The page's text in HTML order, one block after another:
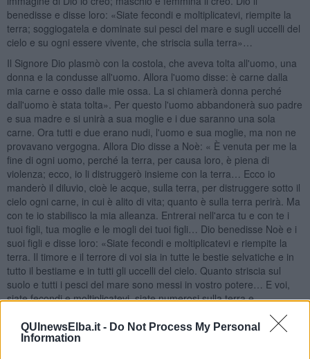
QUInewsElba.it - Do Not Process My Personal
Information
benedisse e disse loro: «Siate fecondi e moltiplicatevi, riempite la
terra; soggiogatela e dominate sui pesci del mare e sugli uccelli del
cielo e su ogni essere vivente, che striscia sulla terra»…
Il Signore Dio plasmò con la costola, che aveva tolta all'uomo, una
donna e la condusse all'uomo. Allora l'uomo disse: è carne dalla
mia carne e osso dalle mie ossa. La si chiamerà donna perché
dall'uomo è stata tolta». Per questo l'uomo abbandonerà suo padre
e sua madre e si unirà a sua moglie e i due saranno una sola
carne. Ora tutti e due erano nudi, l'uomo e sua moglie, ma non ne
provavano vergogna. Allora Dio disse a Noè: « È venuta per me la
fine di ogni uomo, perché la terra, per causa loro, è piena di
violenza; ecco, io li distruggerò insieme con la terra… Ecco io
manderò il diluvio, cioè le acque, sulla terra, per distruggere sotto il
cielo ogni carne, in cui è alito di vita; quanto è sulla terra perirà. Ma
con te io stabilisco la mia alleanza. Entrerai nell'arca tu e con te i
tuoi figli, tua moglie e le mogli dei tuoi figli… Dio benedisse Noè e i
suoi figli e disse loro: «Siate fecondi e moltiplicatevi e riempite la
terra. Il timore e il terrore di voi sia in tutte le bestie selvatiche e in
tutto il bestiame e in tutti gli uccelli del cielo. Quanto striscia sul
suolo e tutti i pesci del mare sono messi in vostro potere… E voi,
siate fecondi e moltiplicatevi, siate numerosi sulla terra e
dominatela». Dio disse a Noè e ai sui figli con lui: «Quanto a me,
ecco io stabilisco la mia alleanza coni vostri discendenti dopo di
voi.. Io stabilisco la mia alleanza con voi: non sarà più distrutto